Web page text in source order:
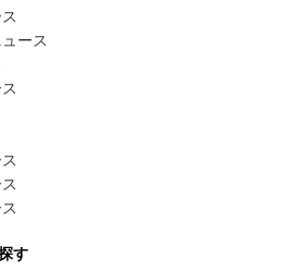
ース
す